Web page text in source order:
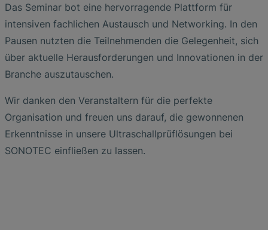
Das Seminar bot eine hervorragende Plattform für
intensiven fachlichen Austausch und Networking. In den
Pausen nutzten die Teilnehmenden die Gelegenheit, sich
über aktuelle Herausforderungen und Innovationen in der
Branche auszutauschen.
Wir danken den Veranstaltern für die perfekte
Organisation und freuen uns darauf, die gewonnenen
Erkenntnisse in unsere Ultraschallprüflösungen bei
SONOTEC einfließen zu lassen.